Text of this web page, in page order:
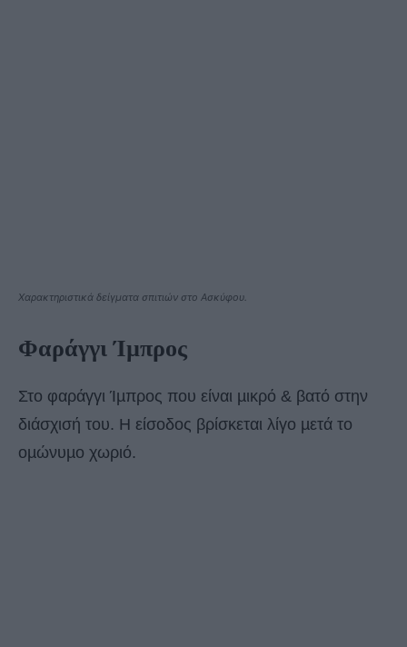
Χαρακτηριστικά δείγµατα σπιτιών στο Ασκύφου.
Φαράγγι Ίµπρος
Στο φαράγγι Ίµπρος που είναι µικρό & βατό στην
διάσχισή του. Η είσοδος βρίσκεται λίγο µετά το
οµώνυµο χωριό.